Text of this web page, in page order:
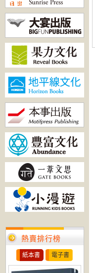
熱賣排行榜
紙本書 電子書